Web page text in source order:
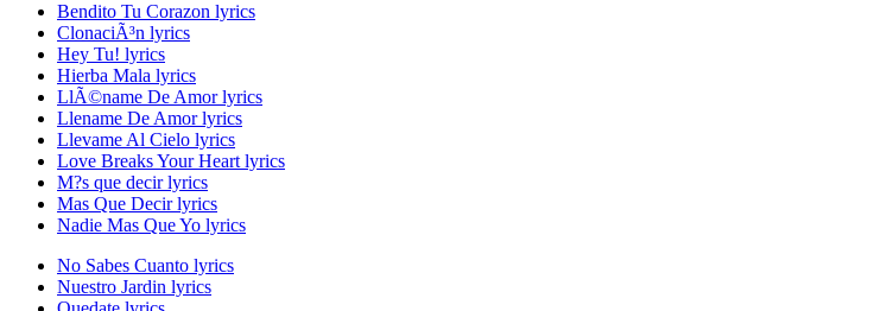
Bendito Tu Corazon lyrics
ClonaciÃ³n lyrics
Hey Tu! lyrics
Hierba Mala lyrics
LlÃ©name De Amor lyrics
Llename De Amor lyrics
Llevame Al Cielo lyrics
Love Breaks Your Heart lyrics
M?s que decir lyrics
Mas Que Decir lyrics
Nadie Mas Que Yo lyrics
No Sabes Cuanto lyrics
Nuestro Jardin lyrics